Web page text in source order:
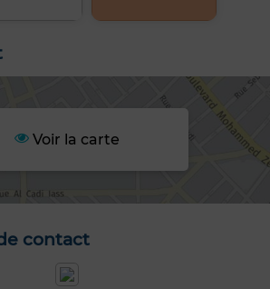
Voir la carte
contact